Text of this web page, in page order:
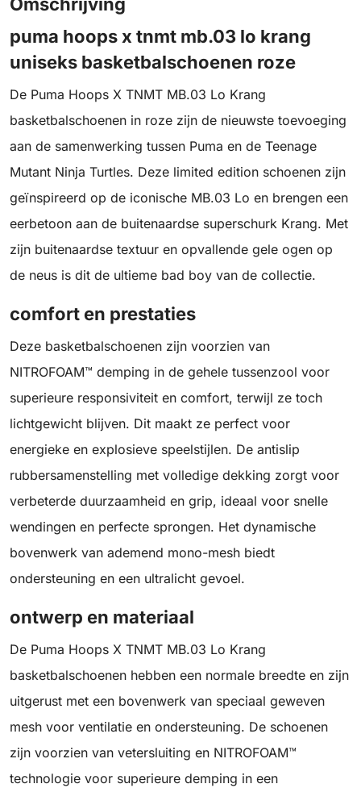
puma hoops x tnmt mb.03 lo krang
uniseks basketbalschoenen roze
De Puma Hoops X TNMT MB.03 Lo Krang
basketbalschoenen in roze zijn de nieuwste toevoeging
aan de samenwerking tussen Puma en de Teenage
Mutant Ninja Turtles. Deze limited edition schoenen zijn
geïnspireerd op de iconische MB.03 Lo en brengen een
eerbetoon aan de buitenaardse superschurk Krang. Met
zijn buitenaardse textuur en opvallende gele ogen op
de neus is dit de ultieme bad boy van de collectie.
comfort en prestaties
Deze basketbalschoenen zijn voorzien van
NITROFOAM™ demping in de gehele tussenzool voor
superieure responsiviteit en comfort, terwijl ze toch
lichtgewicht blijven. Dit maakt ze perfect voor
energieke en explosieve speelstijlen. De antislip
rubbersamenstelling met volledige dekking zorgt voor
verbeterde duurzaamheid en grip, ideaal voor snelle
wendingen en perfecte sprongen. Het dynamische
bovenwerk van ademend mono-mesh biedt
ondersteuning en een ultralicht gevoel.
ontwerp en materiaal
De Puma Hoops X TNMT MB.03 Lo Krang
basketbalschoenen hebben een normale breedte en zijn
uitgerust met een bovenwerk van speciaal geweven
mesh voor ventilatie en ondersteuning. De schoenen
zijn voorzien van vetersluiting en NITROFOAM™
technologie voor superieure demping in een